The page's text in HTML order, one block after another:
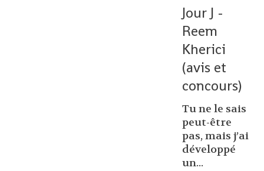
Jour J -
Reem
Kherici
(avis et
concours)
Tu ne le sais
peut-être
pas, mais j’ai
développé
un...